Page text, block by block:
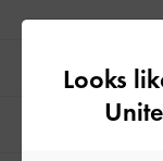
Looks